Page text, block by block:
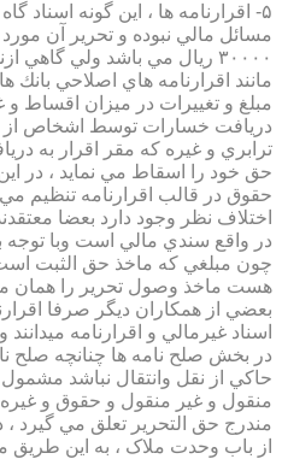
۵- اقرارنامه ها ، اين گونه اسناد
مسائل مالي نبوده و تحرير آن
۳۰۰۰۰ ريال مي باشد ولي
مانند اقرارنامه هاي اصلاحي بانك
مبلغ و تغييرات در ميزان اقساط و
دريافت خسارات توسط اشخاص از
ترابري و غيره كه مقر اقرار به
حق خود را اسقاط مي نمايد ، در
حقوق در قالب اقرارنامه تنظيم
اختلاف نظر وجود دارد بعضا
در واقع سندي مالي است وبا توجه
چون مبلغي كه ماخذ حق الثبت
هست ماخذ وصول تحرير را همان
بعضي از همكاران ديگر صرفا
اسناد غيرمالي و اقرارنامه
در بخش صلح نامه ها چنانچه صلح
حاكي از نقل وانتقال نباشد
منقول و غير منقول و حقوق و
مندرج حق التحرير تعلق مي گيرد ،
از باب وحدت ملاک ، به این